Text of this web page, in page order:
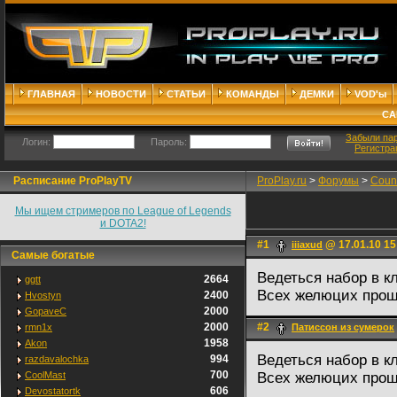
ГЛАВНАЯ НОВОСТИ СТАТЬИ КОМАНДЫ ДЕМКИ
VOD'ы
Логин: Пароль:
Забыли
Расписание ProPlayTV
Мы ищем стримеров по League of Legends
и DOTA2!
Самые богатые
ggtt 2664
Hvostyn 2400
GopaveC 2000
rmn1x 2000
Akon 1958
razdavalochka 994
CoolMast 700
Devostatortk 606
ProPlay.ru > Форумы >
#1 iiiaxud @ 17.01.10
Ведеться набор в
Всех желюцих
#2 Патиссон из сумерок
Ведеться набор в
Всех желюцих